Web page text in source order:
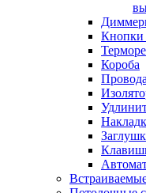
Кнопки
Короба
Провода